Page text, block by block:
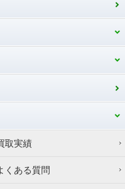
取実績
くある質問